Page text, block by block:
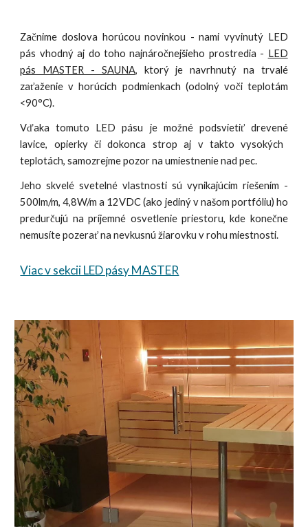
Začnime doslova horúcou novinkou - nami vyvinutý LED
pás vhodný aj do toho najnáročnejšieho prostredia - LED
pás MASTER - SAUNA, ktorý je navrhnutý na trvalé
zaťaženie v horúcich podmienkach (odolný voči teplotám
<90°C).
Vďaka tomuto LED pásu je možné podsvietiťdrevené
lavice, opierky či dokonca strop aj v takto vysokých
teplotách, samozrejme pozor na umiestnenie nad pec.
Jeho skvelé svetelné vlastnosti sú vynikajúcim riešením -
500lm/m, 4,8W/m a 12VDC (ako jediný v našom portfóliu) ho
predurčujú na príjemné osvetlenie priestoru, kde konečne
nemusíte pozerať na nevkusnú žiarovku v rohu miestnosti.
Viac v sekcii LED pásy MASTER